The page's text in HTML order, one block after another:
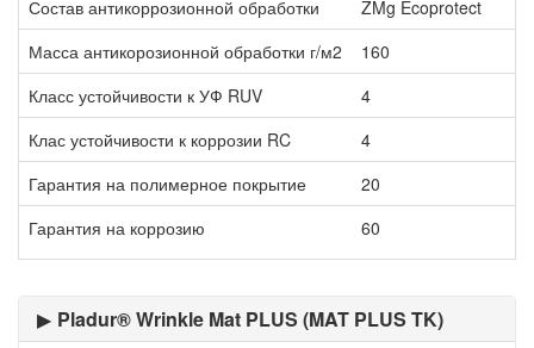
Состав антикоррозионной обработки
ZMg Ecoprotect
Масса антикорозионной обработки г/м2
160
Класс устойчивости к УФ RUV
4
Клас устойчивости к коррозии RC
4
Гарантия на полимерное покрытие
20
Гарантия на коррозию
60
Pladur® Wrinkle Mat PLUS (MAT PLUS TK)